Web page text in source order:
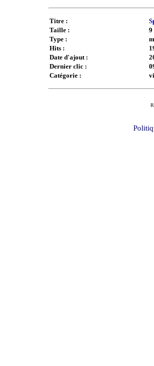
Titre :
Taille :
9
Type :
Hits :
Date d'ajout :
Dernier clic :
Catégorie :